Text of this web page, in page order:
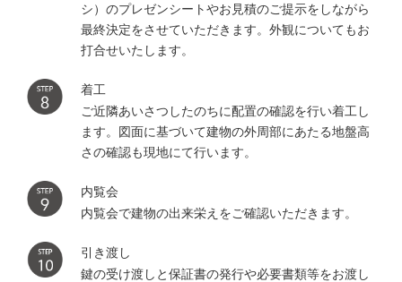
シ）のプレゼンシートやお見積のご提示をしながら
最終決定をさせていただきます。外観についてもお
打合せいたします。
着工
ご近隣あいさつしたのちに配置の確認を行い着工し
ます。図面に基づいて建物の外周部にあたる地盤高
さの確認も現地にて行います。
内覧会
内覧会で建物の出来栄えをご確認いただきます。
引き渡し
鍵の受け渡しと保証書の発行や必要書類等をお渡し